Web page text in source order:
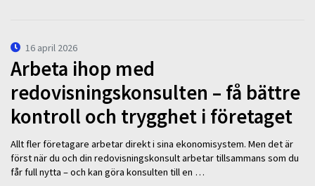
16 april 2026
Arbeta ihop med
redovisningskonsulten – få bättre
kontroll och trygghet i företaget
Allt fler företagare arbetar direkt i sina ekonomisystem. Men det är
först när du och din redovisningskonsult arbetar tillsammans som du
får full nytta – och kan göra konsulten till en …